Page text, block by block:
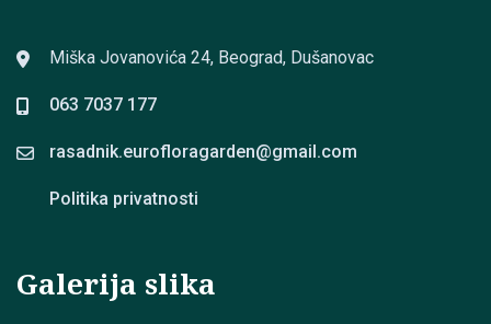
Miška Jovanovića 24, Beograd, Dušanovac
063 7037 177
rasadnik.eurofloragarden@gmail.com
Politika privatnosti
Galerija slika